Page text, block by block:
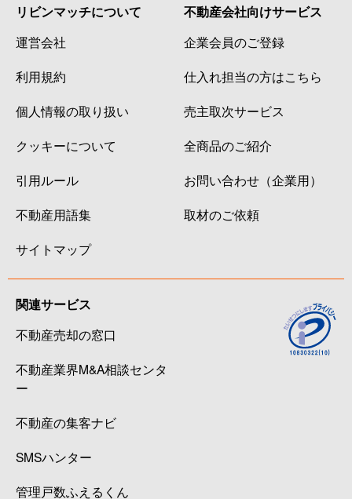
リビンマッチについて
運営会社
利用規約
個人情報の取り扱い
クッキーについて
引用ルール
不動産用語集
サイトマップ
不動産会社向けサービス
企業会員のご登録
仕入れ担当の方はこちら
売主取次サービス
全商品のご紹介
お問い合わせ（企業用）
取材のご依頼
関連サービス
不動産売却の窓口
不動産業界M&A相談センタ
ー
不動産の集客ナビ
SMSハンター
管理戸数ふえるくん